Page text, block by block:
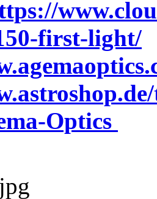
first-light/
Optics